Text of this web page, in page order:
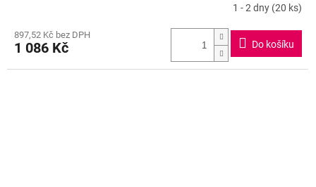
1 - 2 dny (20 ks)
897,52 Kč bez DPH
1 086 Kč Do košíku